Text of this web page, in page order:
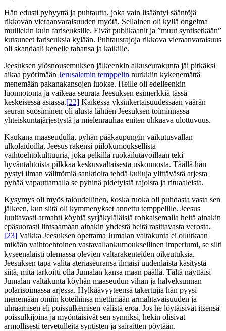
Hän edusti pyhyyttä ja puhtautta, joka vain lisääntyi sääntöjä
rikkovan vieraanvaraisuuden myötä. Sellainen oli kyllä ongelma
muillekin kuin fariseuksille. Eivät publikaanit ja ”muut syntisetkään”
kutsuneet fariseuksia kylään. Puhtausrajoja rikkova vieraanvaraisuus
oli skandaali kenelle tahansa ja kaikille.
Jeesuksen ylösnousemuksen jälkeenkin alkuseurakunta jäi pitkäksi
aikaa pyörimään Jerusalemin temppelin nurkkiin kykenemättä
menemään pakanakansojen luokse. Heille oli edelleenkin
luonnotonta ja vaikeaa seurata Jeesuksen esimerkkiä tässä
keskeisessä asiassa.[22] Kaikessa yksinkertaisuudessaan väärän
seuran suosiminen oli alusta lähtien Jeesuksen toiminnassa
yhteiskuntajärjestystä ja mielenrauhaa eniten uhkaava ulottuvuus.
Kaukana maaseudulla, pyhän pääkaupungin vaikutusvallan
ulkolaidoilla, Jeesus rakensi piilokumouksellista
vaihtoehtokulttuuria, joka pelkillä ruokailutavoillaan teki
hyväntahtoista pilkkaa keskusvaltaisesta uskonnosta. Täällä hän
pystyi ilman välittömiä sanktioita tehdä kuiluja ylittävästä arjesta
pyhää vapauttamalla se pyhinä pidetyistä rajoista ja rituaaleista.
Kysymys oli myös taloudellinen, koska ruoka oli puhdasta vasta sen
jälkeen, kun siitä oli kymmenykset annettu temppelille. Jeesus
luultavasti armahti köyhiä syrjäkyläläisiä rohkaisemalla heitä ainakin
epäsuorasti lintsaamaan ainakin yhdestä heitä rasittavasta verosta.
[23] Vaikka Jeesuksen opettama Jumalan valtakunta ei ollutkaan
mikään vaihtoehtoinen vastavallankumouksellinen imperiumi, se silti
kyseenalaisti olemassa olevien valtarakenteiden oikeutuksia.
Jeesuksen tapa valita ateriaseuransa ilmaisi uudenlaista käsitystä
siitä, mitä tarkoitti olla Jumalan kansa maan päällä. Tältä näyttäisi
Jumalan valtakunta köyhän maaseudun vihan ja halveksunnan
polarisoimassa arjessa. Hylkäävyyteensä takertujia hän pyysi
menemään omiin koteihinsa miettimään armahtavaisuuden ja
uhraamisen eli poissulkemisen välistä eroa. Jos he löytäisivät itsensä
poissulkijoina ja myöntäisivät sen synniksi, hekin olisivat
armollisesti tervetulleita syntisten ja sairaitten pöytään.